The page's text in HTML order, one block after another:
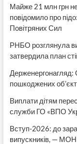
Майже 21 млн грн
повідомило про
Повітряних Сил
РНБО розглянула
затвердила план
Держенергонагляд:
пошкоджених
Виплати дітям
служби ГО «ВПО
Вступ-2026: до
випускників, — МОН